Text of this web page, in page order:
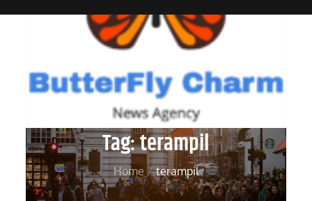
Tag:terampil
Home terampil